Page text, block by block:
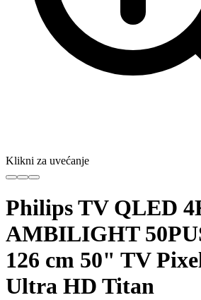
Klikni za uvećanje
Philips TV QLED
AMBILIGHT
126 cm 50" TV
Ultra HD Titan